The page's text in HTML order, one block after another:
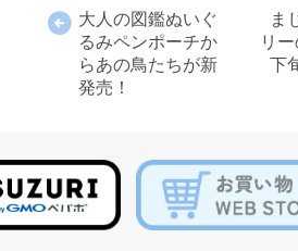
大人の図鑑ぬいぐ
るみペンポーチか
らあの鳥たちが新
発売！
ま
リ
下